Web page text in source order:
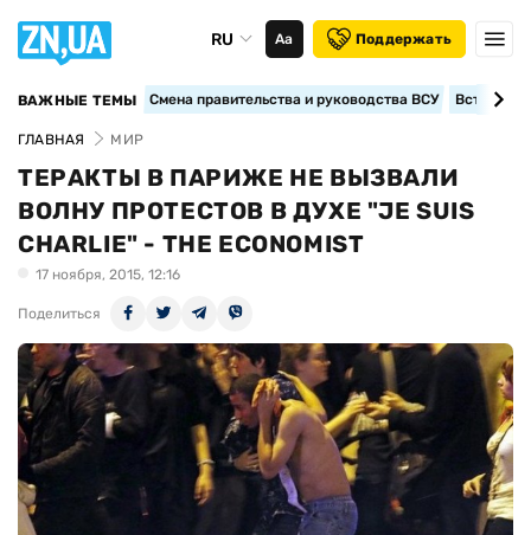
RU Аа Поддержать
ВАЖНЫЕ ТЕМЫ Смена правительства и руководства ВСУ
ГЛАВНАЯ МИР
ТЕРАКТЫ В ПАРИЖЕ НЕ ВЫЗВАЛИ
ВОЛНУ ПРОТЕСТОВ В ДУХЕ "JE SUIS
CHARLIE" - THE ECONOMIST
17 ноября, 2015, 12:16
Поделиться